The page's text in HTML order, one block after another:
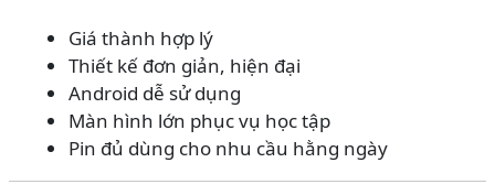
Giá thành hợp lý
Thiết kế đơn giản, hiện đại
Android dễ sử dụng
Màn hình lớn phục vụ học tập
Pin đủ dùng cho nhu cầu hằng ngày